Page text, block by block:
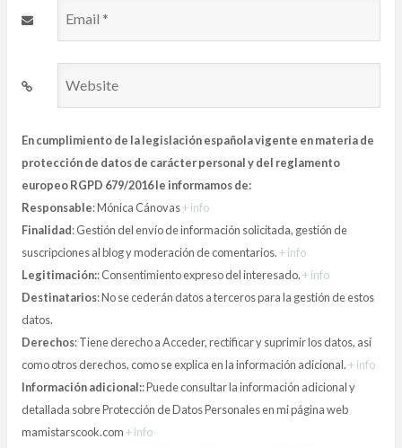
Email
Website
En cumplimiento de la legislación española vigente en materia de
protección de datos de carácter personal y del reglamento
europeo RGPD 679/2016 le informamos de:
Responsable: Mónica Cánovas+ info
Finalidad: Gestión del envío de información solicitada, gestión de
suscripciones al blog y moderación de comentarios.+ info
Legitimación:: Consentimiento expreso del interesado.+ info
Destinatarios: No se cederán datos a terceros para la gestión de estos
datos.
Derechos: Tiene derecho a Acceder, rectificar y suprimir los datos, así
como otros derechos, como se explica en la información adicional.+ info
Información adicional:: Puede consultar la información adicional y
detallada sobre Protección de Datos Personales en mi página web
mamistarscook.com+ info